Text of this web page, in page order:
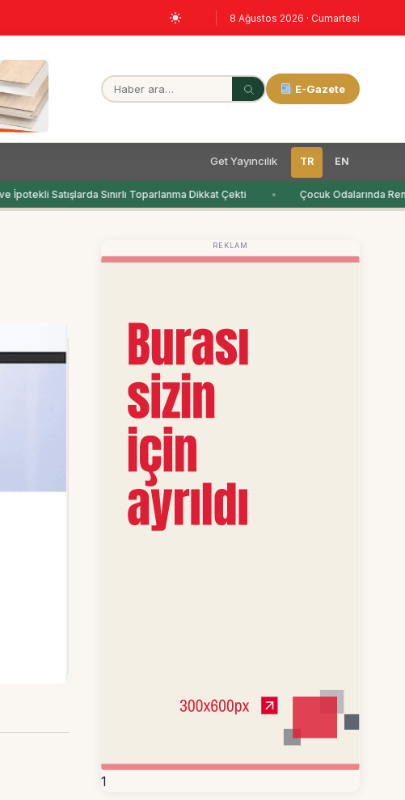
8 Ağustos 2026 · Cumartesi
E-Gazete
Get Yayıncılık TR EN
Satışlarda Sınırlı Toparlanma Dikkat Çekti Çocuk Odalarında
REKLAM
1